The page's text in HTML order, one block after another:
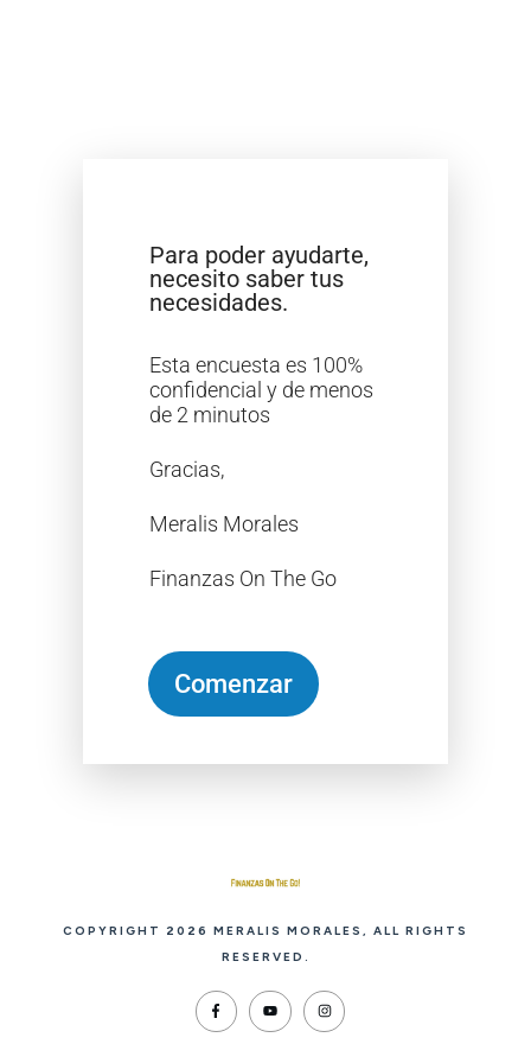
Para poder ayudarte,
necesito saber tus
necesidades.
Esta encuesta es 100%
confidencial y de menos
de 2 minutos
Gracias,
Meralis Morales
Finanzas On The Go
Comenzar
COPYRIGHT 2026 MERALIS MORALES , ALL RIGHTS
RESERVED.